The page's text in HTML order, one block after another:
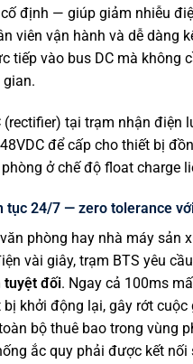
định — giúp giảm nhiễu
viên vận hành và dễ dàng
tiếp vào bus DC mà không
tại trạm nhận điện
để cấp cho thiết bị
ở chế độ float charge
tục 24/7 — zero tolerance
phòng hay nhà máy sản
vài giây, trạm BTS yêu
tuyệt đối. Ngay cả 100ms
bị khởi động lại, gây rớt cuộc
bộ thuê bao trong vùng
ắc quy phải được kết nối